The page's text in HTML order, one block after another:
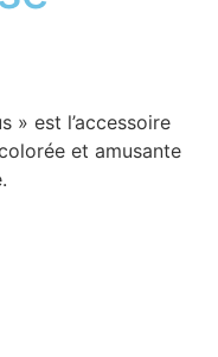
» est l’accessoire
et amusante